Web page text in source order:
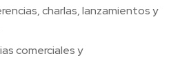
charlas, lanzamientos y
comerciales y